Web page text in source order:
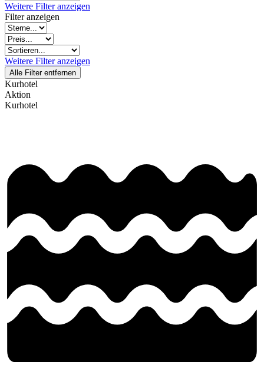
Weitere Filter anzeigen
Filter anzeigen
Weitere Filter anzeigen
Alle Filter entfernen
Kurhotel
Aktion
Kurhotel